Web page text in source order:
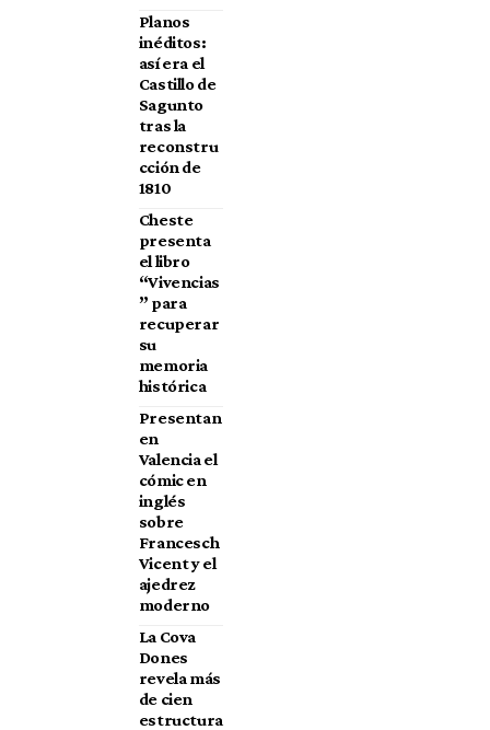
Planos
inéditos:
así era el
Castillo de
Sagunto
tras la
reconstru
cción de
1810
Cheste
presenta
el libro
“Vivencias
” para
recuperar
su
memoria
histórica
Presentan
en
Valencia el
cómic en
inglés
sobre
Francesch
Vicent y el
ajedrez
moderno
La Cova
Dones
revela más
de cien
estructura